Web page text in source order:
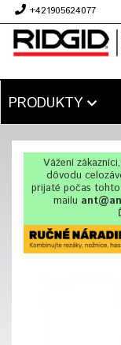
+421905624077
PRODUKTY
Vážení
dôvodu
prijaté počas
mailu